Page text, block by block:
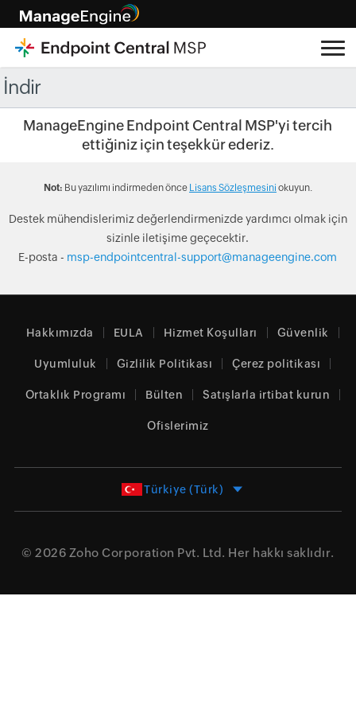
İndir
ManageEngine Endpoint Central MSP'yi tercih
ettiğiniz için teşekkür ederiz.
Not: Bu ​​yazılımı indirmeden önce Lisans Sözleşmesini okuyun.
Destek mühendislerimiz değerlendirmenizde yardımcı olmak için
sizinle iletişime geçecektir.
E-posta - msp-endpointcentral-support@manageengine.com
Hakkımızda EULA Hizmet Koşulları Güvenlik
Uyumluluk Gizlilik Politikası Çerez politikası
Ortaklık Programı Bülten Satışlarla irtibat kurun
Ofislerimiz
Türkiye (Türk)
© 2026 Zoho Corporation Pvt. Ltd. Her hakkı saklıdır.